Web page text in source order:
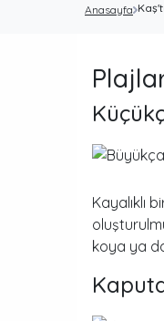
Anasayfa
Kayalıklı
koya ya